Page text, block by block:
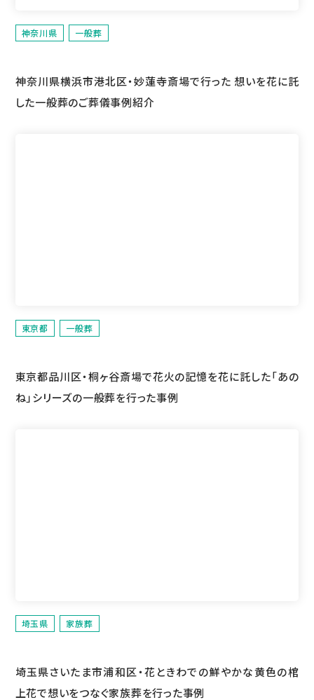
神奈川県 一般葬
神奈川県横浜市港北区・妙蓮寺斎場で行った 想いを花に託
した一般葬のご葬儀事例紹介
東京都 一般葬
東京都品川区・桐ヶ谷斎場で花火の記憶を花に託した「あの
ね」シリーズの一般葬を行った事例
埼玉県 家族葬
埼玉県さいたま市浦和区・花ときわでの鮮やかな黄色の棺
上花で想いをつなぐ家族葬を行った事例